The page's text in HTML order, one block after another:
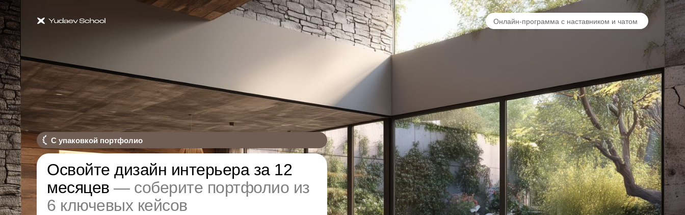
С упаковкой портфолио
Онлайн-программа с наставником и чатом
Освойте дизайн интерьера за 12
месяцев — соберите портфолио из
6 ключевых кейсов